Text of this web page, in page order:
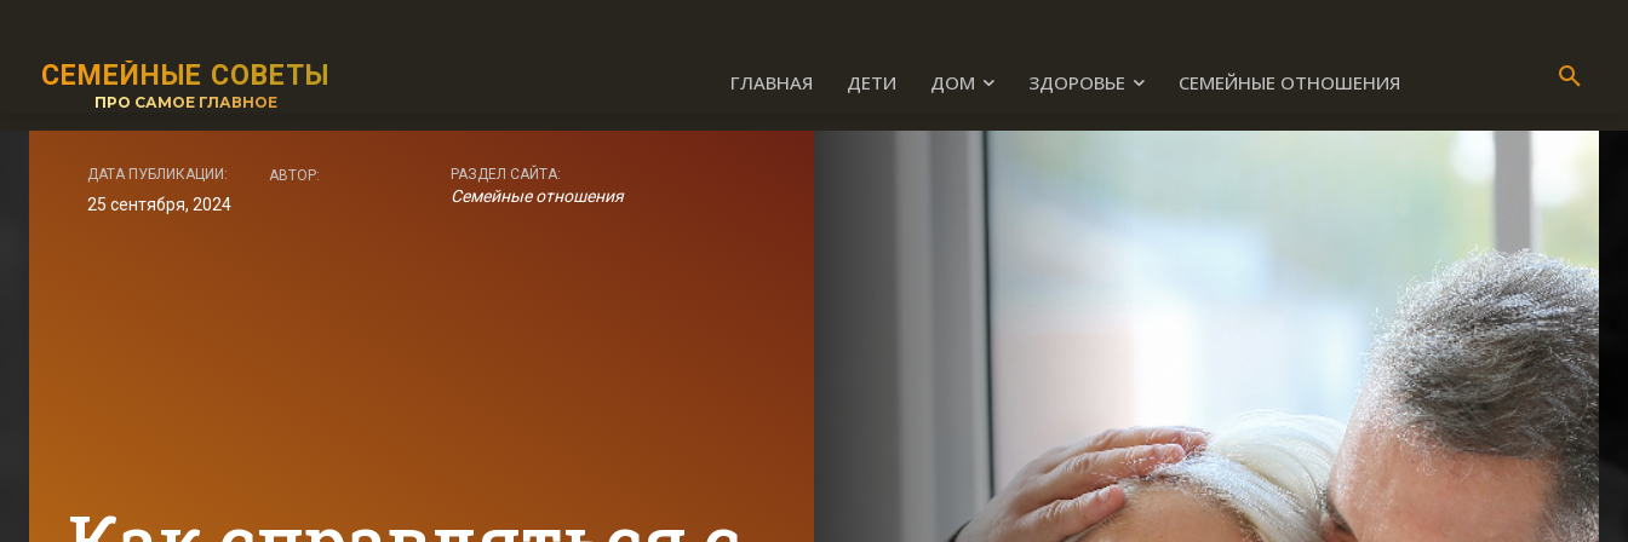
СЕМЕЙНЫЕ СОВЕТЫ
ПРО САМОЕ ГЛАВНОЕ
ГЛАВНАЯ ДЕТИ ДОМ ЗДОРОВЬЕ СЕМЕЙНЫЕ ОТНОШЕНИЯ
ДАТА ПУБЛИКАЦИИ:
25 сентября, 2024
АВТОР: РАЗДЕЛ САЙТА:
Семейные отношения